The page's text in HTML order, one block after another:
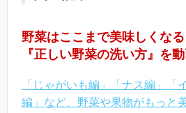
野菜はここまで美味しくなる
『正しい野菜の洗い方』を
「じゃがいも編」「ナス編」「
編」など、野菜や果物がもっと